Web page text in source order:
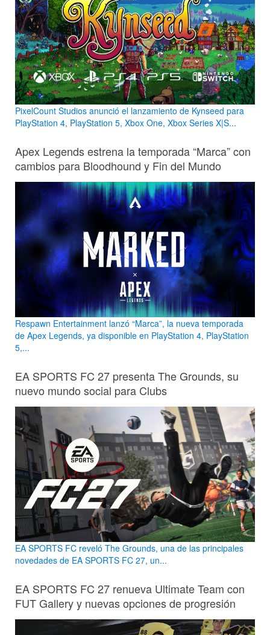
PixelCount Studios anunció el lanzamiento de Kynseed para
PlayStation 4, PlayStation 5, Xbox One, Xbox Series X|S...
Apex Legends estrena la temporada “Marca” con
cambios para Bloodhound y Fin del Mundo
Respawn Entertainment lanzó “Marca”, la nueva temporada
de Apex Legends, ya disponible en PlayStation 4, PlayStation
5,...
EA SPORTS FC 27 presenta The Grounds, su
nuevo mundo social para Clubs
EA SPORTS FC reveló The Grounds, una de las principales
novedades de EA SPORTS FC 27, un...
EA SPORTS FC 27 renueva Ultimate Team con
FUT Gallery y nuevas opciones de progresión